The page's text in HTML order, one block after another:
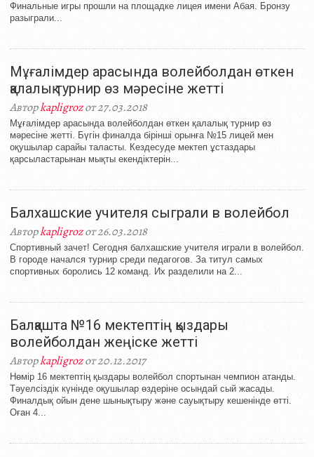
Финальные игры прошли на площадке лицея имени Абая. Бронзу
разыграли...
Мұғалімдер арасында волейболдан өткен
қалалық турнир өз мәресіне жетті
Авторkapligrozот 27.03.2018
Мұғалімдер арасында волейболдан өткен қалалық турнир өз
мәресіне жетті. Бүгін финалда бірінші орынға №15 лицей мен
оқушылар сарайы таласты. Кездесуде мектеп ұстаздары
қарсыластарынан мықты екендіктерін...
Балхашские учителя сыграли в волейбол
Авторkapligrozот 26.03.2018
Спортивный зачет! Сегодня балхашские учителя играли в волейбол.
В городе начался турнир среди педагогов. За титул самых
спортивных боролись 12 команд. Их разделили на 2...
Балқашта №16 мектептің қыздары
волейболдан жеңіске жетті
Авторkapligrozот 20.12.2017
Нөмір 16 мектептің қыздары волейбол спортынан чемпион атанды.
Тәуелсіздік күнінде оқушылар өздеріне осындай сый жасады.
Финалдық ойын дене шынықтыру және сауықтыру кешенінде өтті.
Оған 4...